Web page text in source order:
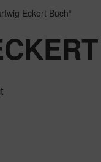
Eckert Buch“